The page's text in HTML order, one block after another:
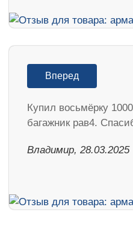
Вперед
Купил восьмёрку
багажник рав4.
Владимир, 28.03.2025